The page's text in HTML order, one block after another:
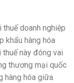
doanh nghiệp
khẩu hàng hóa
này đóng vai
thương mại quốc
hàng hóa giữa